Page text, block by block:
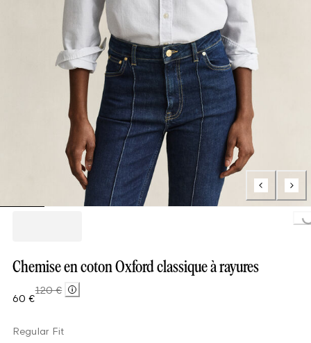
Loading...
Chemise en coton Oxford classique à rayures
60 €
120 €
Regular Fit